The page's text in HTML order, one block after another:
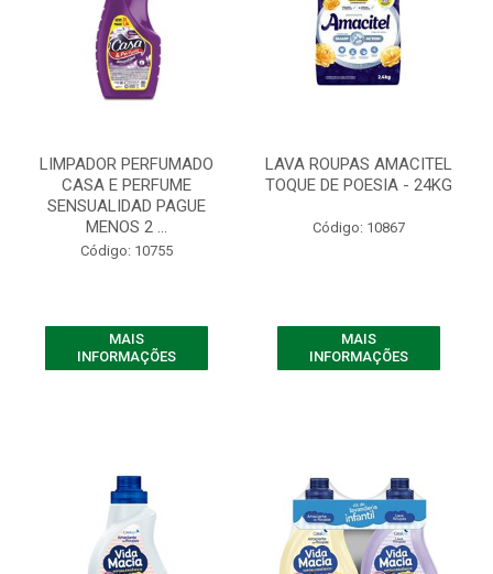
LIMPADOR PERFUMADO
CASA E PERFUME
SENSUALIDAD PAGUE
MENOS 2 ...
Código: 10755
MAIS
INFORMAÇÕES
LAVA ROUPAS AMACITEL
TOQUE DE POESIA - 24KG
Código: 10867
MAIS
INFORMAÇÕES